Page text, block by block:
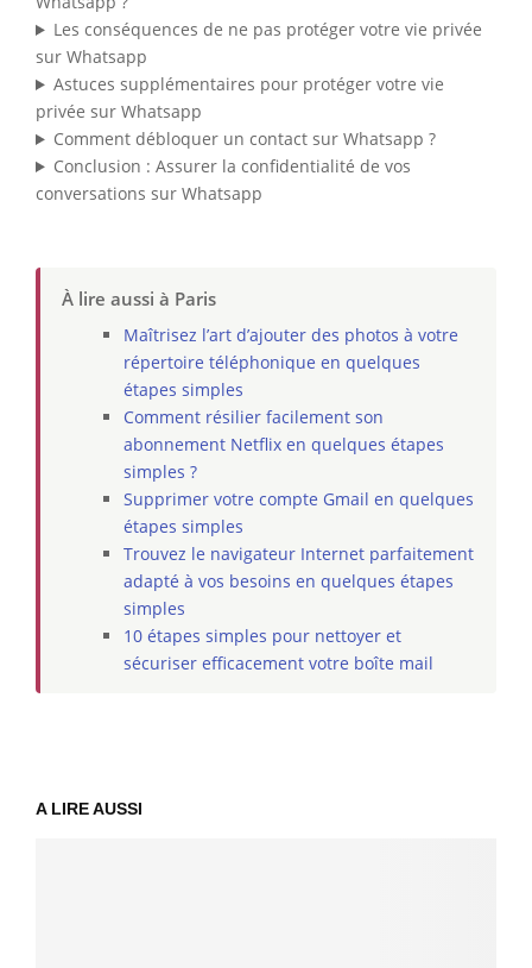
Les conséquences de ne pas protéger votre vie privée
sur Whatsapp
Astuces supplémentaires pour protéger votre vie
privée sur Whatsapp
Comment débloquer un contact sur Whatsapp ?
Conclusion : Assurer la confidentialité de vos
conversations sur Whatsapp
À lire aussi à Paris
Maîtrisez l’art d’ajouter des photos à votre
répertoire téléphonique en quelques
étapes simples
Comment résilier facilement son
abonnement Netflix en quelques étapes
simples ?
Supprimer votre compte Gmail en quelques
étapes simples
Trouvez le navigateur Internet parfaitement
adapté à vos besoins en quelques étapes
simples
10 étapes simples pour nettoyer et
sécuriser efficacement votre boîte mail
A LIRE AUSSI